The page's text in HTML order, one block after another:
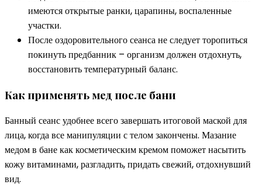
имеются открытые ранки, царапины, воспаленные
участки.
После оздоровительного сеанса не следует торопиться
покинуть предбанник – организм должен отдохнуть,
восстановить температурный баланс.
Как применять мед после бани
Банный сеанс удобнее всего завершать итоговой маской для
лица, когда все манипуляции с телом закончены. Мазание
медом в бане как косметическим кремом поможет насытить
кожу витаминами, разгладить, придать свежий, отдохнувший
вид.